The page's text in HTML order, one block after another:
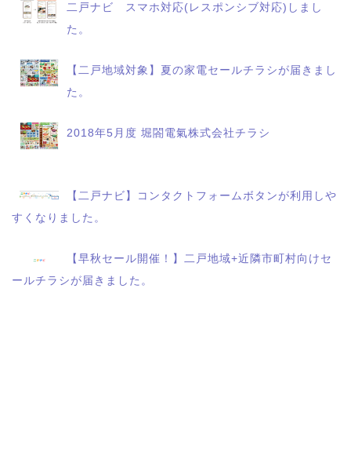
二戸ナビ スマホ対応(レスポンシブ対応)しまし
た。
【二戸地域対象】夏の家電セールチラシが届きまし
た。
2018年5月度 堀閤電氣株式会社チラシ
【二戸ナビ】コンタクトフォームボタンが利用しや
すくなりました。
【早秋セール開催！】二戸地域+近隣市町村向けセ
ールチラシが届きました。